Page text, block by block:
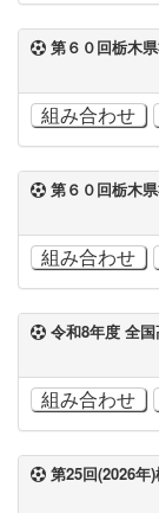
第６０回栃木
組み合わせ
第６０回栃木
組み合わせ
令和8年度 全
組み合わせ
第25回(2026年